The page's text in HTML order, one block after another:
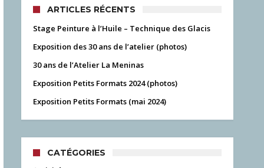
ARTICLES RÉCENTS
Stage Peinture à l’Huile – Technique des Glacis
Exposition des 30 ans de l’atelier (photos)
30 ans de l’Atelier La Meninas
Exposition Petits Formats 2024 (photos)
Exposition Petits Formats (mai 2024)
CATÉGORIES